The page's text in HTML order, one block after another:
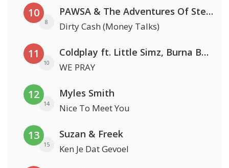
10
8
PAWSA & The Adventures Of Stevie V
Dirty Cash (Money Talks)
11
10
Coldplay ft. Little Simz, Burna Boy, Elyanna & Tini
WE PRAY
12
14
Myles Smith
Nice To Meet You
13
15
Suzan & Freek
Ken Je Dat Gevoel